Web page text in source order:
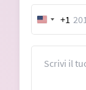
United
States
+1